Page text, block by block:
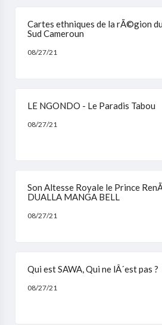
Cartes ethniques de la rÃ©gion du
Sud Cameroun
08/27/21
LE NGONDO - Le Paradis Tabou
08/27/21
Son Altesse Royale le Prince
DUALLA MANGA BELL
08/27/21
Qui est SAWA, Qui ne lÂ´est pas ?
08/27/21